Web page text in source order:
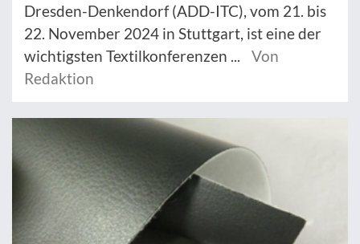
Dresden-Denkendorf (ADD-ITC), vom 21. bis
22. November 2024 in Stuttgart, ist eine der
wichtigsten Textilkonferenzen ...
Von
Redaktion